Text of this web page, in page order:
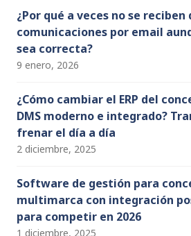
¿Por qué a veces no se
comunicaciones por email
sea correcta?
9 enero, 2026
¿Cómo cambiar el ERP del
DMS moderno e integrado?
frenar el día a día
2 diciembre, 2025
Software de gestión para
multimarca con integración
para competir en 2026
1 diciembre, 2025